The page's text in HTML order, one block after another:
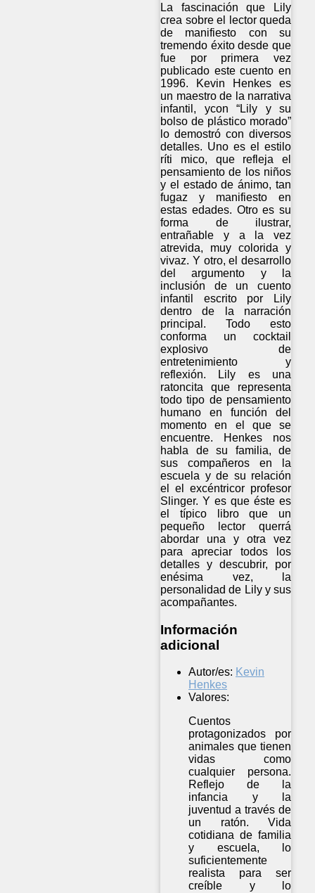
La fascinación que Lily
crea sobre el lector queda
de manifiesto con su
tremendo éxito desde que
fue por primera vez
publicado este cuento en
1996. Kevin Henkes es
un maestro de la narrativa
infantil, ycon “Lily y su
bolso de plástico morado”
lo demostró con diversos
detalles. Uno es el estilo
ríti mico, que refleja el
pensamiento de los niños
y el estado de ánimo, tan
fugaz y manifiesto en
estas edades. Otro es su
forma de ilustrar,
entrañable y a la vez
atrevida, muy colorida y
vivaz. Y otro, el desarrollo
del argumento y la
inclusión de un cuento
infantil escrito por Lily
dentro de la narración
principal. Todo esto
conforma un cocktail
explosivo de
entretenimiento y
reflexión. Lily es una
ratoncita que representa
todo tipo de pensamiento
humano en función del
momento en el que se
encuentre. Henkes nos
habla de su familia, de
sus compañeros en la
escuela y de su relación
el el excéntricor profesor
Slinger. Y es que éste es
el típico libro que un
pequeño lector querrá
abordar una y otra vez
para apreciar todos los
detalles y descubrir, por
enésima vez, la
personalidad de Lily y sus
acompañantes.
Información
adicional
Autor/es: Kevin
Henkes
Valores:
Cuentos
protagonizados por
animales que tienen
vidas como
cualquier persona.
Reflejo de la
infancia y la
juventud a través de
un ratón. Vida
cotidiana de familia
y escuela, lo
suficientemente
realista para ser
creíble y lo